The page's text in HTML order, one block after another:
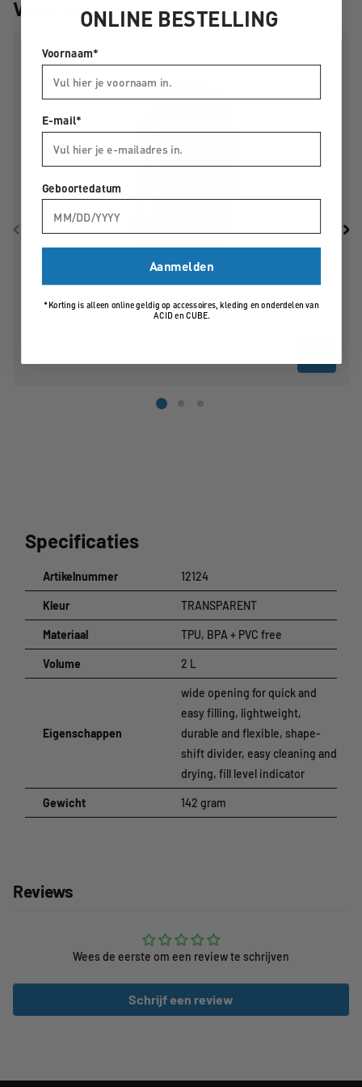
Vaak samen gekocht
Specificaties
Artikelnummer 12124
Kleur TRANSPARENT
Materiaal TPU, BPA + PVC free
Volume 2 L
Eigenschappen
wide opening for quick and
easy filling, lightweight,
durable and flexible, shape-
shift divider, easy cleaning and
drying, fill level indicator
Gewicht 142 gram
Reviews
Wees de eerste om een review te schrijven
Schrijf een review
ONLINE BESTELLING
Voornaam*
E-mail*
Geboortedatum
Aanmelden
*Korting is alleen online geldig op accessoires, kleding en onderdelen van
ACID en CUBE.